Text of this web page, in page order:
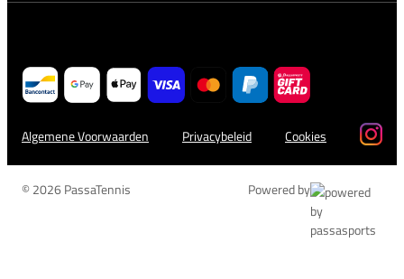
Algemene Voorwaarden Privacybeleid Cookies
© 2026 PassaTennis Powered by